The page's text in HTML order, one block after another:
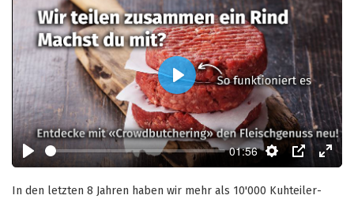
Play
01:56
Settings
PIP Enter
Play
In den letzten 8 Jahren haben wir mehr als 10'000 Kuhteiler-